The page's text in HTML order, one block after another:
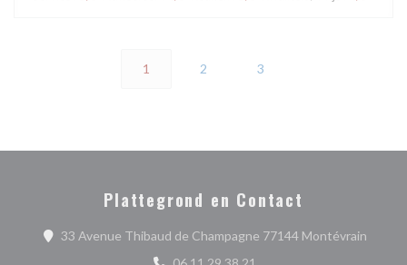
1 2 3
Plattegrond en Contact
33 Avenue Thibaud de Champagne 77144 Montévrain